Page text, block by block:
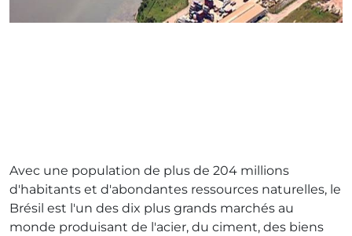
Avec une population de plus de 204 millions
d'habitants et d'abondantes ressources naturelles, le
Brésil est l'un des dix plus grands marchés au
monde produisant de l'acier, du ciment, des biens